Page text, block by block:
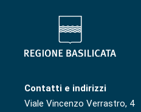
Contatti e indirizzi
Viale Vincenzo Verrastro, 4